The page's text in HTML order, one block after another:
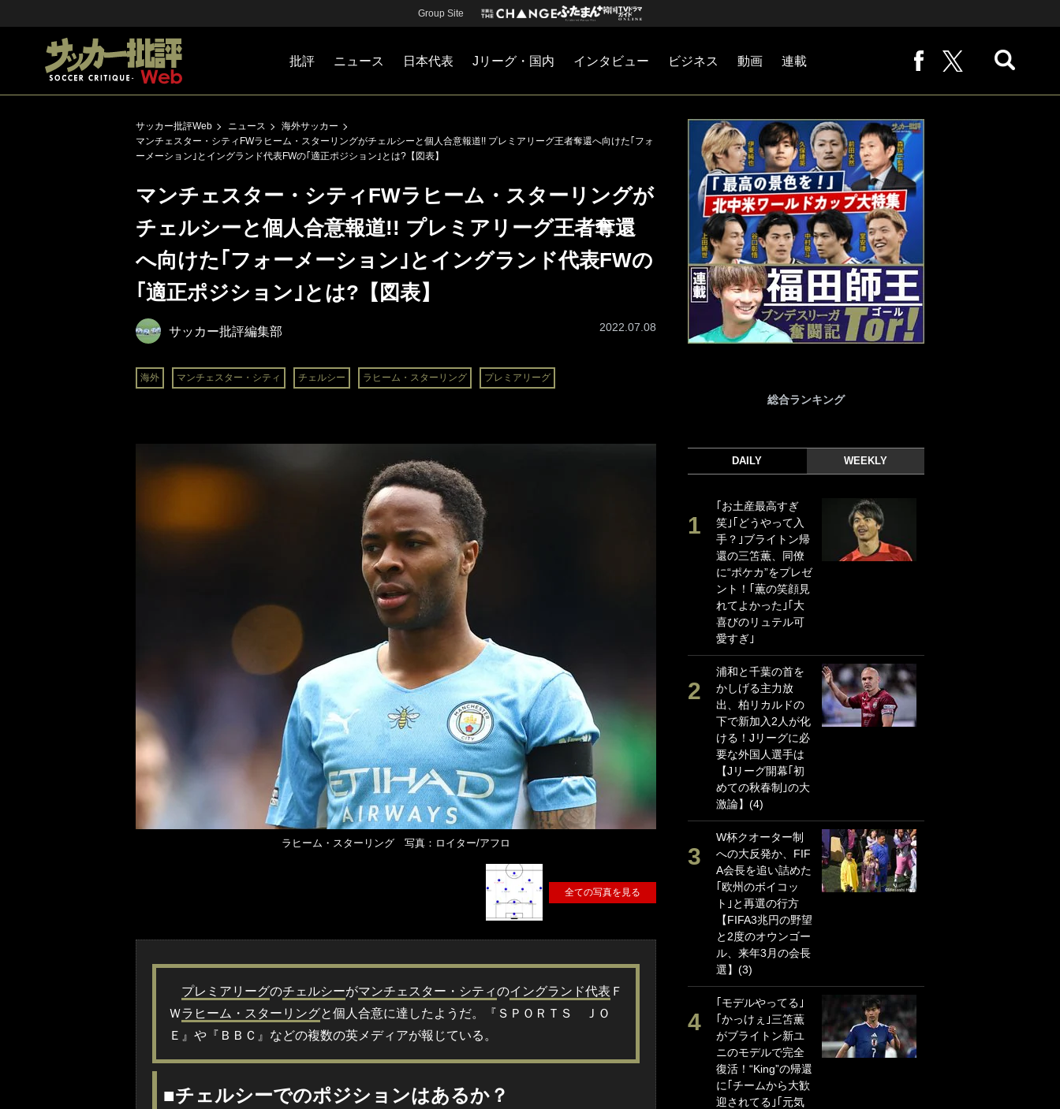
Group Site
批評 ニュース 日本代表 Jリーグ・国内 インタビュー ビジネス 動画 連載
サッカー批評Web ニュース
海外サッカー
マンチェスター・シティFWラヒーム・スターリングがチェルシーと個人合意報道!! プレミアリーグ王者奪還へ向けた｢フォ
ーメーション｣とイングランド代表FWの｢適正ポジション｣とは?【図表】
マンチェスター・シティFWラヒーム・スターリングが
チェルシーと個人合意報道!! プレミアリーグ王者奪還
へ向けた｢フォーメーション｣とイングランド代表FWの
｢適正ポジション｣とは?【図表】
サッカー批評編集部
海外 マンチェスター・シティ チェルシー ラヒーム・スターリング プレミアリーグ
2022.07.08
ラヒーム・スターリング 写真：ロイター/アフロ
全ての写真を見る
プレミアリーグのチェルシーがマンチェスター・シティのイングランド代表 Ｆ
Ｗラヒーム・スターリングと個人合意に達したようだ。『ＳＰＯＲＴＳ ＪＯ
Ｅ』や『ＢＢＣ』などの複数の英メディアが報じている。
■チェルシーでのポジションはあるか？
総合ランキング
DAILY WEEKLY
｢お土産最高すぎ
笑｣｢どうやって入
手？｣ブライトン帰
還の三笘薫、同僚
に“ポケカ”をプレゼ
ント！｢薫の笑顔見
れてよかった｣｢大
喜びのリュテル可
愛すぎ｣
浦和と千葉の首を
かしげる主力放
出、柏リカルドの
下で新加入2人が化
ける！Jリーグに必
要な外国人選手は
【Jリーグ開幕｢初
めての秋春制｣の大
激論】(4)
W杯クオーター制
への大反発か、FIF
A会長を追い詰めた
｢欧州のボイコッ
ト｣と再選の行方
【FIFA3兆円の野望
と2度のオウンゴー
ル、来年3月の会長
選】(3)
｢モデルやってる｣
｢かっけぇ｣三笘薫
がブライトン新ユ
ニのモデルで完全
復活！“King”の帰還
に｢チームから大歓
迎されてる｣｢元気